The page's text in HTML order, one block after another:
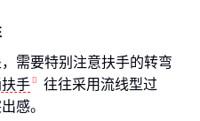
需要特别注意扶手的转弯
手
往往采用流线型过
感。